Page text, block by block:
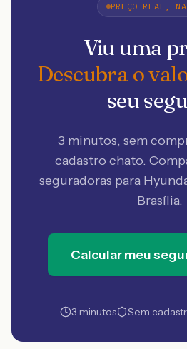
PREÇO REAL,
Viu uma
Descubra o
seu
3 minutos, sem
cadastro chato.
seguradoras para
Brasília.
Calcular meu
3 minutos Sem